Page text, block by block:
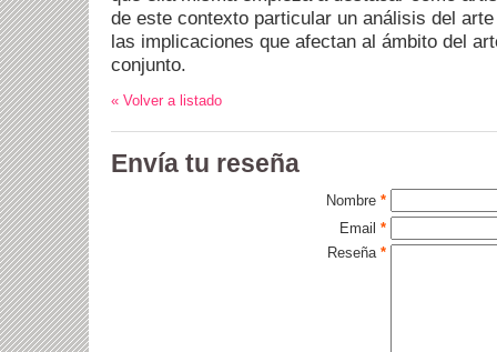
de este contexto particular un análisis del
las implicaciones que afectan al ámbito del
conjunto.
« Volver a listado
Envía tu reseña
Nombre *
Email *
Reseña *